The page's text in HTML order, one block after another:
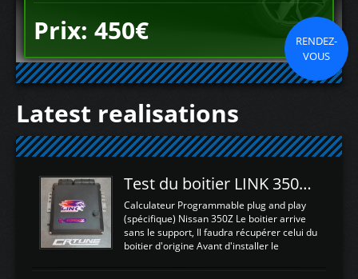
Prix: 450€
RENDEZ-
VOUS
Latest realisations
Test du boitier LINK 350Z Plugin ECU
Calculateur Programmable plug and play
(spécifique) Nissan 350Z Le boitier arrive
sans le support, Il faudra récupérer celui du
boitier d'origine Avant d'installer le